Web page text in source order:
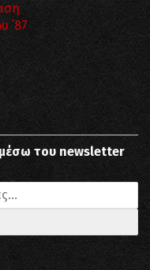
΄87
μέσω του newsletter